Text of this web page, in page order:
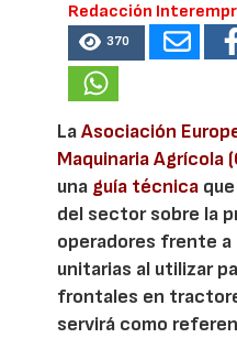
Redacción
370
LaAsociación
Maquinaria Agrícola
una guía técnica
del sector sobre la
operadores frente a
unitarias al utilizar
frontales en
servirá como